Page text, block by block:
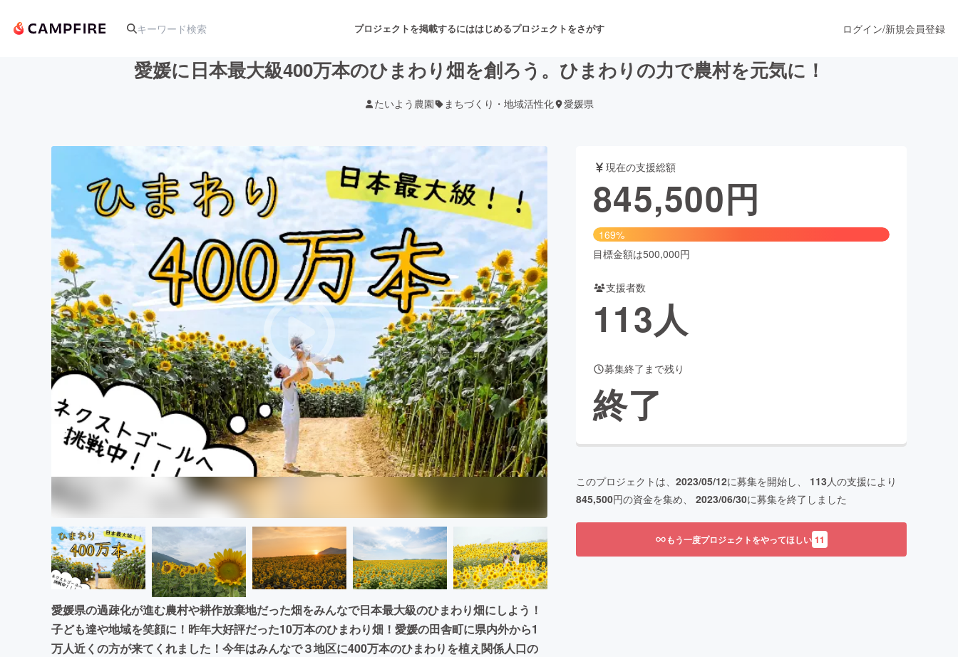
プロジェクトを掲載するにははじめるプロジェクトをさがす
アート・写真 音楽 舞台・パフォーマンス
テクノロジー・ガジェット ゲーム・サービス開発 フード・飲食店 ファッション
映像・映画 書籍・雑誌出版 アニメ・漫画
ビジネス・起業 チャレンジ ビューティー・ヘルスケア
まちづくり・地域活性化
CAMPFIRE for Social GoodCAMPFIRE Creation
CAMPFIREふるさと納税machi-yaコミュニティ
ログイン/新規会員登録
愛媛に日本最大級400万本のひまわり畑を創ろう。ひまわりの力で農村を元気に！
たいよう農園 まちづくり・地域活性化 愛媛県
愛媛県の過疎化が進む農村や耕作放棄地だった畑をみんなで日本最大級のひまわり畑にしよう！
子ども達や地域を笑顔に！昨年大好評だった10万本のひまわり畑！愛媛の田舎町に県内外から1
万人近くの方が来てくれました！今年はみんなで３地区に400万本のひまわりを植え関係人口の
現在の支援総額
845,500円
169%
目標金額は500,000円
支援者数
113人
募集終了まで残り
終了
このプロジェクトは、 2023/05/12に募集を開始し、 113人の支援により
845,500円の資金を集め、 2023/06/30に募集を終了しました
もう一度プロジェクトをやってほしい 11